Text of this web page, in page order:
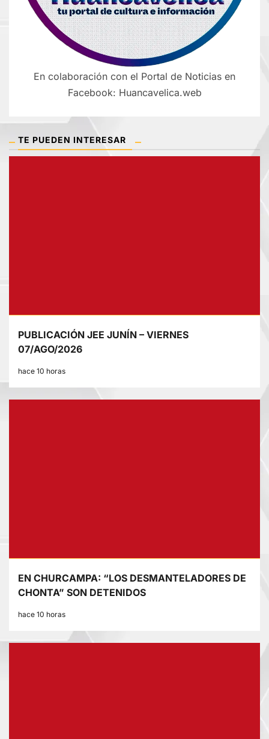
En colaboración con el Portal de Noticias en
Facebook: Huancavelica.web
TE PUEDEN INTERESAR
PUBLICACIÓN JEE JUNÍN – VIERNES
07/AGO/2026
hace 10 horas
EN CHURCAMPA: “LOS DESMANTELADORES DE
CHONTA” SON DETENIDOS
hace 10 horas